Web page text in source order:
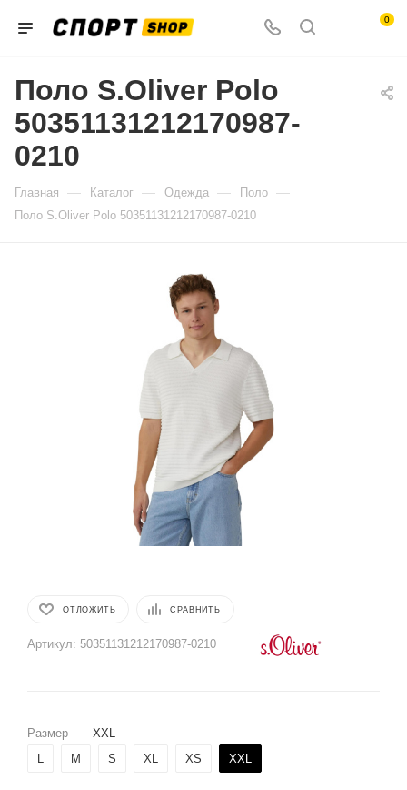
0
Поло S.Oliver Polo
50351131212170987-
0210
Главная — Каталог — Одежда — Поло —
Поло S.Oliver Polo 50351131212170987-0210
ОТЛОЖИТЬ СРАВНИТЬ
Артикул: 50351131212170987-0210
Размер — XXL
L
M S XL XS XXL